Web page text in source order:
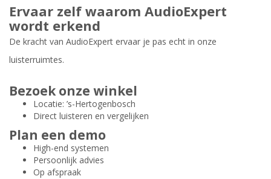
Ervaar zelf waarom AudioExpert
wordt erkend
De kracht van AudioExpert ervaar je pas echt in onze
luisterruimtes.
Bezoek onze winkel
Locatie: ’s-Hertogenbosch
Direct luisteren en vergelijken
Plan een demo
High-end systemen
Persoonlijk advies
Op afspraak